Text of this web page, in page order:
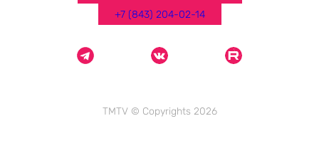
+7 (843) 204-02-14
TMTV © Copyrights 2026